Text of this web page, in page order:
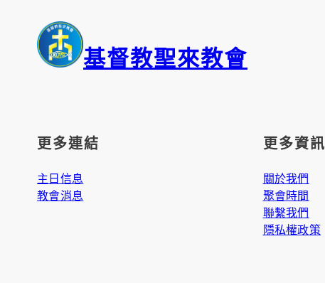
基督教聖來教會
更多連結
主日信息
教會消息
更多資訊
關於我們
聚會時間
聯繫我們
隱私權政策